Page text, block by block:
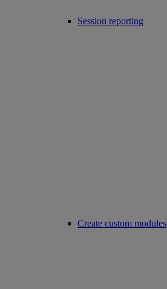
Session reporting
Create custom modules